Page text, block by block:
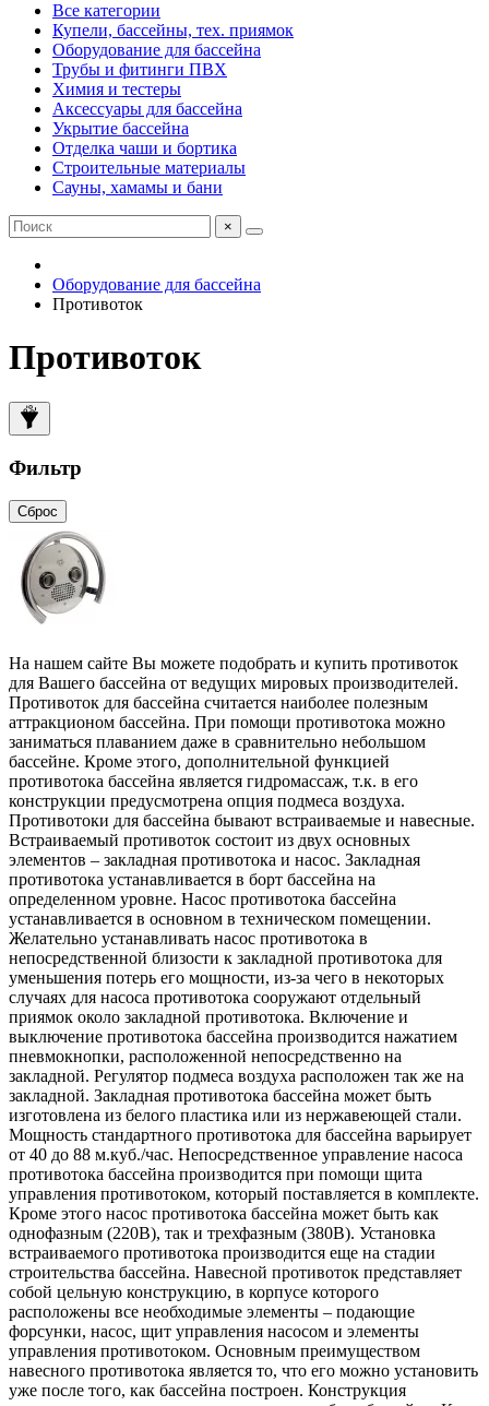
Все категории
Купели, бассейны, тех. приямок
Оборудование для бассейна
Трубы и фитинги ПВХ
Химия и тестеры
Аксессуары для бассейна
Укрытие бассейна
Отделка чаши и бортика
Строительные материалы
Сауны, хамамы и бани
×
Оборудование для бассейна
Противоток
Противоток
Фильтр
Сброс
На нашем сайте Вы можете подобрать и купить противоток
для Вашего бассейна от ведущих мировых производителей.
Противоток для бассейна считается наиболее полезным
аттракционом бассейна. При помощи противотока можно
заниматься плаванием даже в сравнительно небольшом
бассейне. Кроме этого, дополнительной функцией
противотока бассейна является гидромассаж, т.к. в его
конструкции предусмотрена опция подмеса воздуха.
Противотоки для бассейна бывают встраиваемые и навесные.
Встраиваемый противоток состоит из двух основных
элементов – закладная противотока и насос. Закладная
противотока устанавливается в борт бассейна на
определенном уровне. Насос противотока бассейна
устанавливается в основном в техническом помещении.
Желательно устанавливать насос противотока в
непосредственной близости к закладной противотока для
уменьшения потерь его мощности, из-за чего в некоторых
случаях для насоса противотока сооружают отдельный
приямок около закладной противотока. Включение и
выключение противотока бассейна производится нажатием
пневмокнопки, расположенной непосредственно на
закладной. Регулятор подмеса воздуха расположен так же на
закладной. Закладная противотока бассейна может быть
изготовлена из белого пластика или из нержавеющей стали.
Мощность стандартного противотока для бассейна варьирует
от 40 до 88 м.куб./час. Непосредственное управление насоса
противотока бассейна производится при помощи щита
управления противотоком, который поставляется в комплекте.
Кроме этого насос противотока бассейна может быть как
однофазным (220В), так и трехфазным (380В). Установка
встраиваемого противотока производится еще на стадии
строительства бассейна. Навесной противоток представляет
собой цельную конструкцию, в корпусе которого
расположены все необходимые элементы – подающие
форсунки, насос, щит управления насосом и элементы
управления противотоком. Основным преимуществом
навесного противотока является то, что его можно установить
уже после того, как бассейна построен. Конструкция